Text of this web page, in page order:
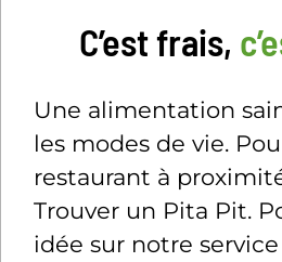
C’est frais,
Une alimentation
les modes de vie.
restaurant à
Trouver un Pita Pit.
idée sur notre